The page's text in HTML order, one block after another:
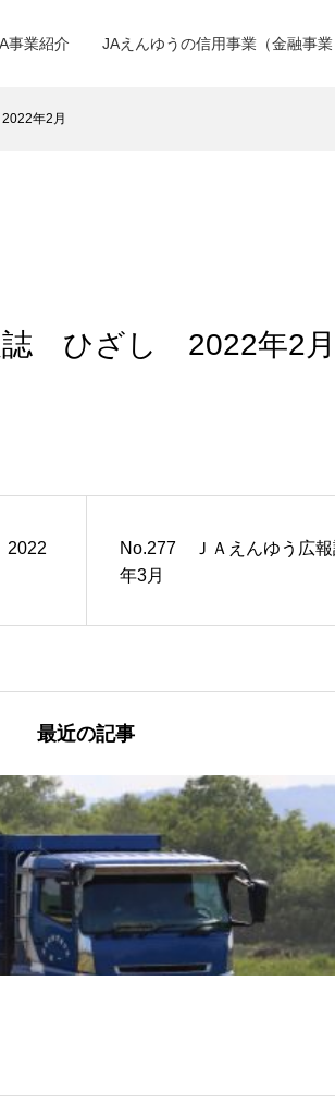
事業紹介 JAえんゆうの信用事業（金融事業
年2月
ひざし 2022年2月
No.277 ＪＡえんゆう広
年3月
最近の記事